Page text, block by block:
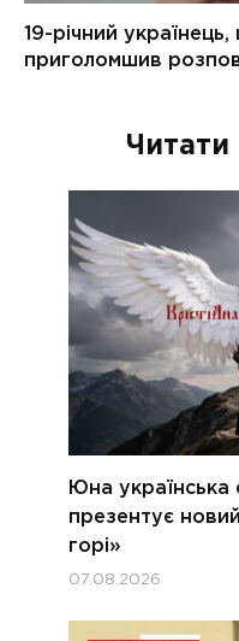
Читати
Юна українська
презентує
горі»
07.08.2026